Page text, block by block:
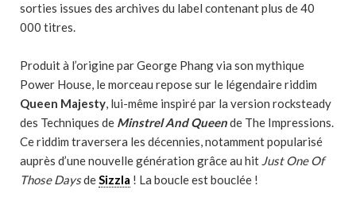
sorties issues des archives du label contenant plus de 40
000 titres.
Produit à l’origine par George Phang via son mythique
Power House, le morceau repose sur le légendaire riddim
Queen Majesty, lui-même inspiré par la version rocksteady
des Techniques de Minstrel And Queende The Impressions.
Ce riddim traversera les décennies, notamment popularisé
auprès d’une nouvelle génération grâce au hit Just One Of
Those DaysdeSizzla ! La boucle est bouclée !